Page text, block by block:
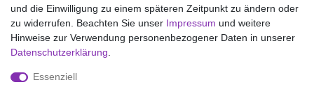
Impressum Daten­schutz­erklärung AGB
und die Einwilligung zu einem späteren Zeitpunkt zu ändern oder
zu widerrufen. Beachten Sie unser Impressum und weitere
Hinweise zur Verwendung personenbezogener Daten in unserer
Daten­schutz­erklärung
Essenziell